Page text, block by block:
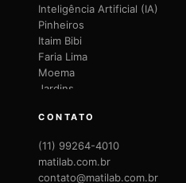
Inteligência Artificial (IA)
Pinheiros
Itaim Bibi
Faria Lima
Moema
Jardins
Vila Mariana
Santana
Lapa
CONTATO
(11) 99264-4010
matilab.com.br
contato@matilab.com.br